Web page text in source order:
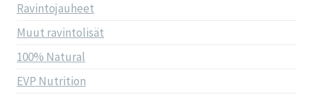
Ravintojauheet
Muut ravintolisät
100% Natural
EVP Nutrition